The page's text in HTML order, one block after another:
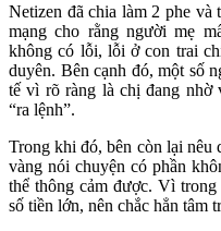
Netizen đã chia làm 2 phe
mạng cho rằng người mẹ
không có lỗi, lỗi ở con trai
duyên. Bên cạnh đó, một số
tế vì rõ ràng là chị đang nhờ
“ra lệnh”.
Trong khi đó, bên còn lại nêu
vàng nói chuyện có phần
thể thông cảm được. Vì
số tiền lớn, nên chắc hẳn tâm